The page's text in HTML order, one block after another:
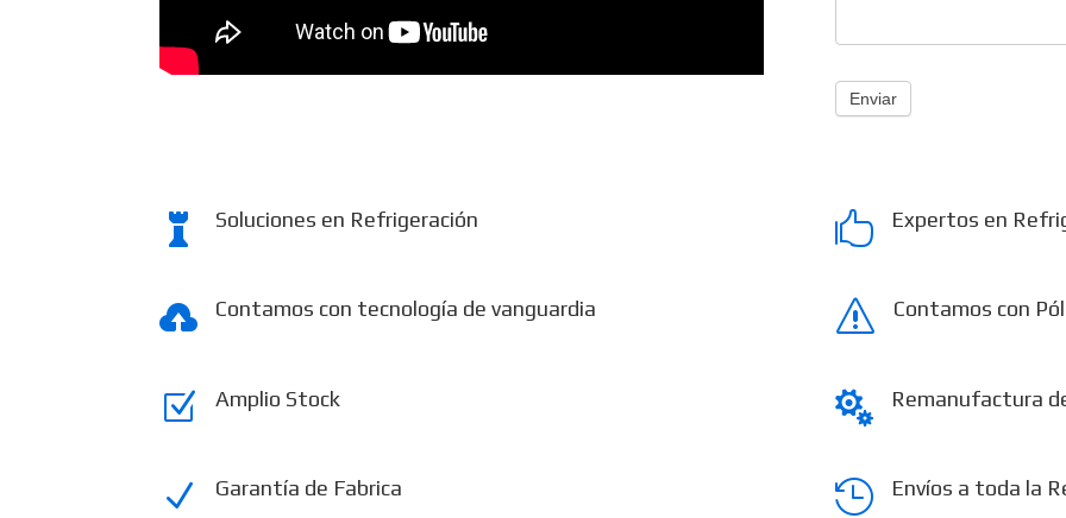
Enviar
 Soluciones en Refrigeración
 Contamos con tecnología de vanguardia
Z Amplio Stock
N Garantía de Fabrica
 Expertos en
s Contamos con
 Remanufactura
 Envíos a toda la